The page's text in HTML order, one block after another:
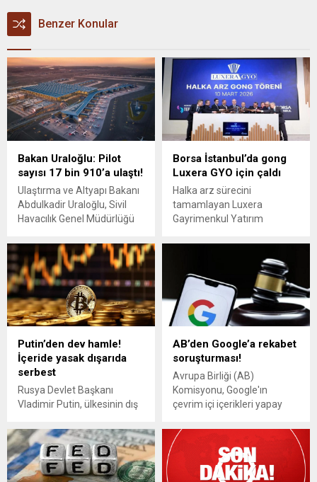
Benzer Konular
Bakan Uraloğlu: Pilot
sayısı 17 bin 910’a ulaştı!
Ulaştırma ve Altyapı Bakanı
Abdulkadir Uraloğlu, Sivil
Havacılık Genel Müdürlüğü
verilerini değerlendirdi.
Borsa İstanbul’da gong
Luxera GYO için çaldı
Halka arz sürecini
tamamlayan Luxera
Gayrimenkul Yatırım
Borsa İstanbul'da
düzenlenen gong töreniyle
"LXGYO" koduyla işlem
görmeye başladı.
Putin’den dev hamle!
İçeride yasak dışarıda
serbest
Rusya Devlet Başkanı
Vladimir Putin, ülkesinin dış
para kullanılmasına olanak
tanıyan yeni yasayı onayladı.
Ülke içindeki alışverişlerde
ise kripto para yasağı
AB’den Google’a rekabet
soruşturması!
Avrupa Birliği (AB)
Komisyonu, Google'ın
çevrim içi içerikleri yapay
kullanmasında rekabete
aykırı davranış sergilediği
iddiası nedeniyle
soruşturma açtı.